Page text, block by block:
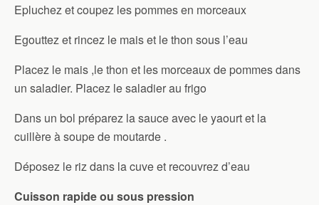
Epluchez et coupez les pommes en morceaux
Egouttez et rincez le mais et le thon sous l’eau
Placez le mais ,le thon et les morceaux de pommes dans
un saladier. Placez le saladier au frigo
Dans un bol préparez la sauce avec le yaourt et la
cuillère à soupe de moutarde .
Déposez le riz dans la cuve et recouvrez d’eau
Cuisson rapide ou sous pression